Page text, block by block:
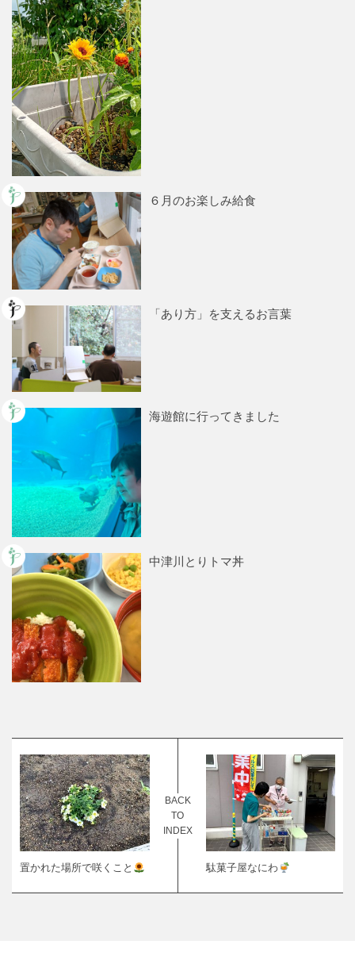
６月のお楽しみ給食
「あり方」を支えるお言葉
海遊館に行ってきました
中津川とりトマ丼
置かれた場所で咲くこと
BACK
TO
INDEX
駄菓子屋なにわ